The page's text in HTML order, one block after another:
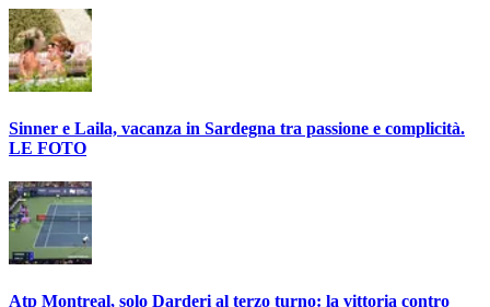
Sinner e Laila, vacanza in Sardegna tra passione e complicità.
LE FOTO
Atp Montreal, solo Darderi al terzo turno: la vittoria contro